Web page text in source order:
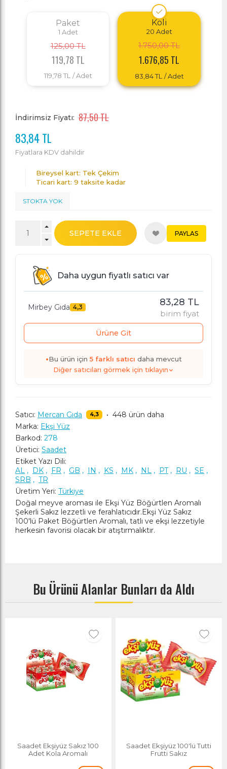
Paket
1 Adet
125,00 TL
119,78 TL
119,78 TL / Adet
Koli
20 Adet
1.750,00 TL
1.676,85 TL
83,84 TL / Adet
İndirimsiz Fiyatı: 87,50 TL
83,84 TL
Fiyatlara KDV dahildir
Bireysel kart: Tek Çekim
Ticari kart: 9 taksite kadar
STOKTA YOK
SEPETE EKLE PAYLAS
Daha uygun fiyatlı satıcı var
Mirbey Gıda 4,3 83,28 TL
birim fiyat
Ürüne Git
•Bu ürün için 5farklı satıcı daha mevcut
Diğer satıcıları görmek için tıklayın
Satıcı: Mercan Gıda 4,3 • 448 ürün daha
Marka: Ekşi Yüz
Barkod: 278
Üretici: Saadet
Etiket Yazı Dili:
AL , DK , FR , GB , IN , KS , MK , NL , PT, RU , SE ,
SRB , TR
Üretim Yeri: Türkiye
Doğal meyve aroması ile Ekşi Yüz Böğürtlen Aromalı
Şekerli Sakız lezzetli ve ferahlatıcıdır.Ekşi Yüz Sakız
100'lü Paket Böğürtlen Aromalı, tatlı ve ekşi lezzetiyle
herkesin favorisi olacak bir atıştırmalıktır.
Bu Ürünü Alanlar Bunları da Aldı
Saadet Ekşiyüz Sakız 100
Adet Kola Aromalı
Saadet Ekşiyüz 100'lü Tutti
Frutti Sakız